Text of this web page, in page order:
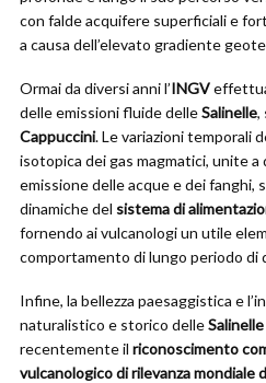
con falde acquifere superficiali e
a causa dell’elevato gradiente
Ormai da diversi anni l’INGV
delle emissioni fluide delleSalinelle,
Cappuccini. Le variazioni temporali
isotopica dei gas magmatici, unite
emissione delle acque e dei fanghi,
dinamiche del sistema di
fornendo ai vulcanologi un utile
comportamento di lungo periodo di
Infine, la bellezza paesaggistica e
naturalistico e storico delleSalinelle
recentemente il riconoscimento
vulcanologico di rilevanza mondiale